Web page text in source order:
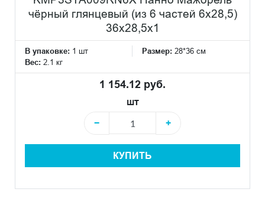
чёрный глянцевый (из 6 частей 6х28,5)
36x28,5x1
В упаковке: 1 шт Размер: 28*36 см
Вес: 2.1 кг
1 154.12 руб.
шт
−
+
КУПИТЬ